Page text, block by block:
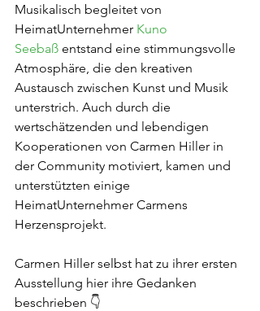
Musikalisch begleitet von
HeimatUnternehmer Kuno
Seebaß entstand eine stimmungsvolle
Atmosphäre, die den kreativen
Austausch zwischen Kunst und Musik
unterstrich. Auch durch die
wertschätzenden und lebendigen
Kooperationen von Carmen Hiller in
der Community motiviert, kamen und
unterstützten einige
HeimatUnternehmer Carmens
Herzensprojekt.
Carmen Hiller selbst hat zu ihrer ersten
Ausstellung hier ihre Gedanken
beschrieben 👇